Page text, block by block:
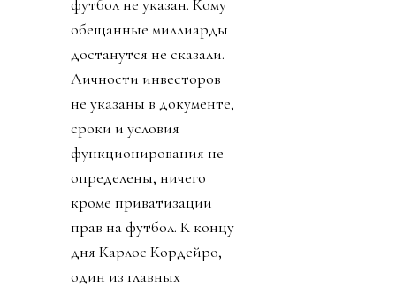
футбол не указан. Кому
обещанные миллиарды
достанутся не сказали.
Личности инвесторов
не указаны в документе,
сроки и условия
функционирования не
определены, ничего
кроме приватизации
прав на футбол. К концу
дня Карлос Кордейро,
один из главных